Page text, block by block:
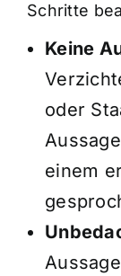
Schritte
Keine
oder
einem